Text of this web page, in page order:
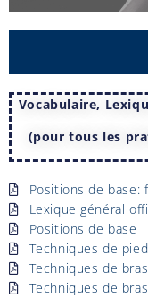
Vocabulaire,
(pour tous les
Positions de base:
Lexique général
Positions de base
Techniques de pied
Techniques de
Techniques de